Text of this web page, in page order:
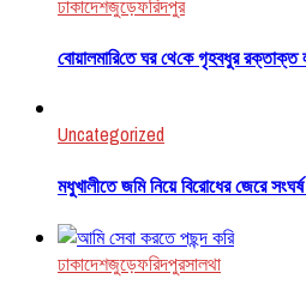
ঢাকাদেশজুড়েফরিদপুর
বোয়ালমা‌রি‌তে ঘর থে‌কে গৃহবধুর রক্তাক্ত
Uncategorized
মধুখালীতে জমি নিয়ে বিরোধের জেরে
ঢাকাদেশজুড়েফরিদপুরসালথা